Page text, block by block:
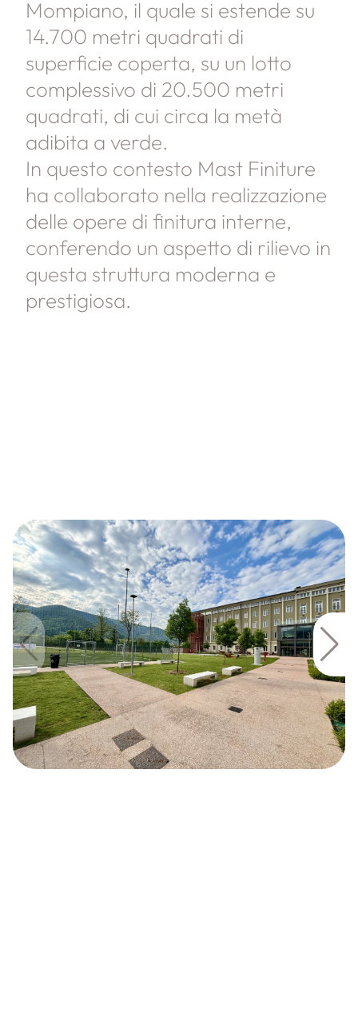
Mompiano, il quale si estende su
14.700 metri quadrati di
superficie coperta, su un lotto
complessivo di 20.500 metri
quadrati, di cui circa la metà
adibita a verde.
In questo contesto Mast Finiture
ha collaborato nella realizzazione
delle opere di finitura interne,
conferendo un aspetto di rilievo in
questa struttura moderna e
prestigiosa.